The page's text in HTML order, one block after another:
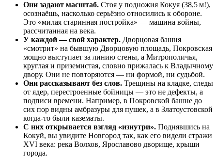
Они задают масштаб. Стоя у подножия Кокуя (38,5 м!),
осознаёшь, насколько серьёзно относились к обороне.
Это «милая старинная постройка» — машина войны,
рассчитанная на века.
У каждой — свой характер. Дворцовая башня
«смотрит» на бывшую Дворцовую площадь, Покровская
мощно выступает за линию стены, а Митрополичья,
круглая и приземистая, словно прижалась к Владычному
двору. Они не повторяются — ни формой, ни судьбой.
Они рассказывают без слов. Трещины на кладке, следы
от ядер, перестроенные бойницы — это не дефекты, а
подписи времени. Например, в Покровской башне до
сих пор видны амбразуры для пушек, а в Златоустовской
когда‑то были казематы.
С них открывается взгляд «изнутри». Поднявшись на
Кокуй, вы увидите Новгород так, как его видели стражи
XVI века: река Волхов, Ярославово дворище, крыши
города.